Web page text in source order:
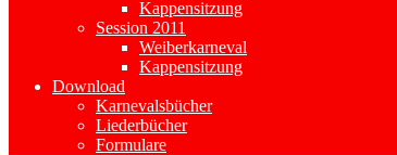
Kappensitzung
Session 2011
Weiberkarneval
Kappensitzung
Download
Karnevalsbücher
Liederbücher
Formulare